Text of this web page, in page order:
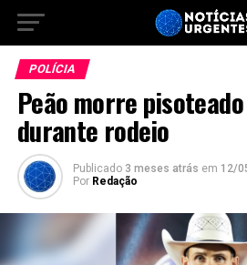
POLÍCIA
Peão morre
durante rodeio
Publicado 3 meses atrás em 12/
Por Redação